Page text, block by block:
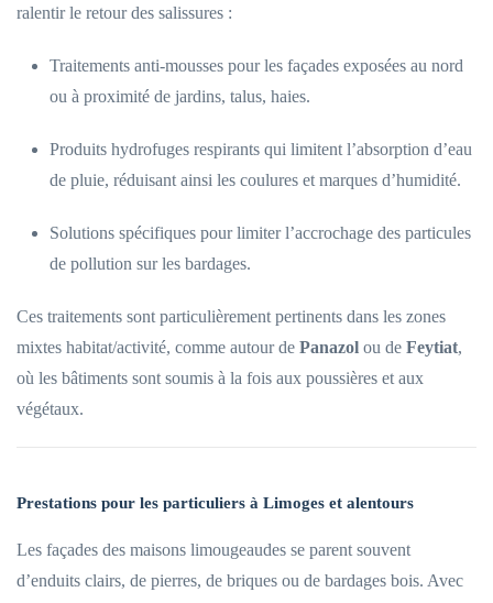
ralentir le retour des salissures :
Traitements anti-mousses pour les façades exposées au nord
ou à proximité de jardins, talus, haies.
Produits hydrofuges respirants qui limitent l’absorption d’eau
de pluie, réduisant ainsi les coulures et marques d’humidité.
Solutions spécifiques pour limiter l’accrochage des particules
de pollution sur les bardages.
Ces traitements sont particulièrement pertinents dans les zones
mixtes habitat/activité, comme autour de Panazol ou de Feytiat,
où les bâtiments sont soumis à la fois aux poussières et aux
végétaux.
Prestations pour les particuliers à Limoges et alentours
Les façades des maisons limougeaudes se parent souvent
d’enduits clairs, de pierres, de briques ou de bardages bois. Avec